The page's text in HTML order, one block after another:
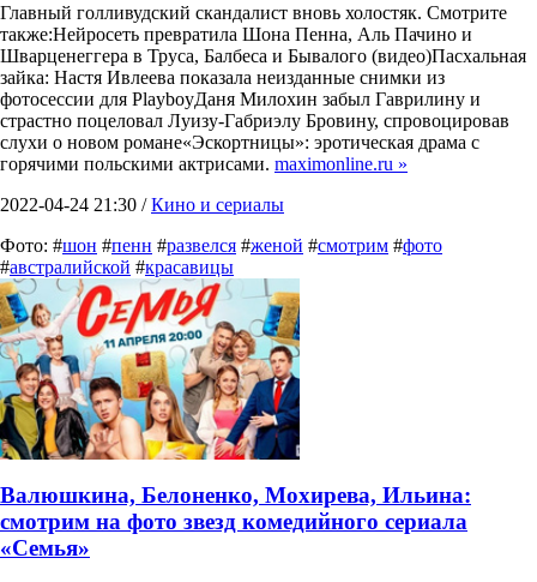
Главный голливудский скандалист вновь холостяк. Смотрите
также:Нейросеть превратила Шона Пенна, Аль Пачино и
Шварценеггера в Труса, Балбеса и Бывалого (видео)Пасхальная
зайка: Настя Ивлеева показала неизданные снимки из
фотосессии для PlayboyДаня Милохин забыл Гаврилину и
страстно поцеловал Луизу-Габриэлу Бровину, спровоцировав
слухи о новом романе«Эскортницы»: эротическая драма с
горячими польскими актрисами. maximonline.ru »
2022-04-24 21:30 /Кино и сериалы
Фото: #шон #пенн #развелся #женой #смотрим #фото
#австралийской #красавицы
Валюшкина, Белоненко, Мохирева, Ильина:
смотрим на фото звезд комедийного сериала
«Семья»